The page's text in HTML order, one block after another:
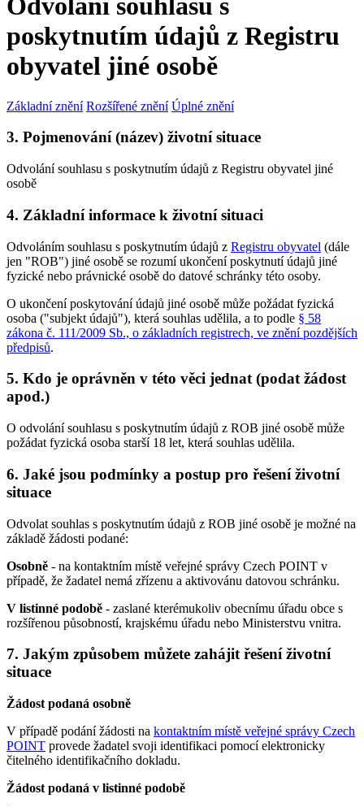
Odvolání souhlasu s
poskytnutím údajů z Registru
obyvatel jiné osobě
Základní znění Rozšířené znění Úplné znění
3. Pojmenování (název) životní situace
Odvolání souhlasu s poskytnutím údajů z Registru obyvatel jiné
osobě
4. Základní informace k životní situaci
Odvoláním souhlasu s poskytnutím údajů z Registru obyvatel (dále
jen "ROB") jiné osobě se rozumí ukončení poskytnutí údajů jiné
fyzické nebo právnické osobě do datové schránky této osoby.
O ukončení poskytování údajů jiné osobě může požádat fyzická
osoba ("subjekt údajů"), která souhlas udělila, a to podle § 58
zákona č. 111/2009 Sb., o základních registrech, ve znění pozdějších
předpisů.
5. Kdo je oprávněn v této věci jednat (podat žádost
apod.)
O odvolání souhlasu s poskytnutím údajů z ROB jiné osobě může
požádat fyzická osoba starší 18 let, která souhlas udělila.
6. Jaké jsou podmínky a postup pro řešení životní
situace
Odvolat souhlas s poskytnutím údajů z ROB jiné osobě je možné na
základě žádosti podané:
Osobně - na kontaktním místě veřejné správy Czech POINT v
případě, že žadatel nemá zřízenu a aktivovánu datovou schránku.
V listinné podobě - zaslané kterémukoliv obecnímu úřadu obce s
rozšířenou působností, krajskému úřadu nebo Ministerstvu vnitra.
7. Jakým způsobem můžete zahájit řešení životní
situace
Žádost podaná osobně
V případě podání žádosti na kontaktním místě veřejné správy Czech
POINT provede žadatel svoji identifikaci pomocí elektronicky
čitelného identifikačního dokladu.
Žádost podaná v listinné podobě